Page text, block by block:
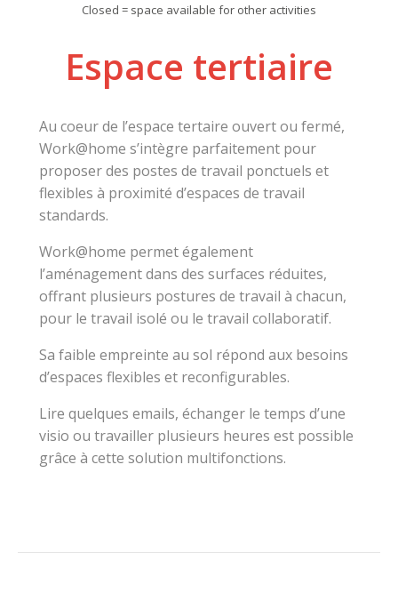
Closed = space available for other activities
Espace tertiaire
Au coeur de l’espace tertaire ouvert ou fermé,
Work@home s’intègre parfaitement pour
proposer des postes de travail ponctuels et
flexibles à proximité d’espaces de travail
standards.
Work@home permet également
l’aménagement dans des surfaces réduites,
offrant plusieurs postures de travail à chacun,
pour le travail isolé ou le travail collaboratif.
Sa faible empreinte au sol répond aux besoins
d’espaces flexibles et reconfigurables.
Lire quelques emails, échanger le temps d’une
visio ou travailler plusieurs heures est possible
grâce à cette solution multifonctions.